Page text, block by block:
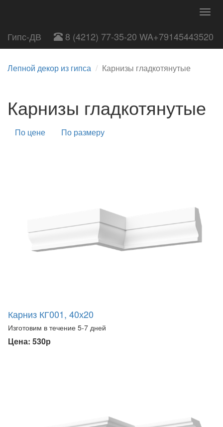
Гипс-ДВ 8 (4212) 77-35-20 WA+79145443520
Лепной декор из гипса Карнизы гладкотянутые
Карнизы гладкотянутые
По цене По размеру
Карниз КГ001, 40х20
Изготовим в течение 5-7 дней
Цена: 530р